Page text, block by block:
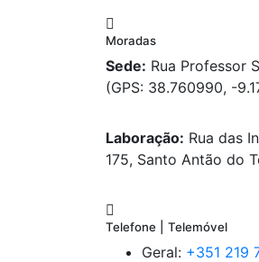
Moradas
Sede: Rua Professor
(GPS: 38.760990, -
Laboração: Rua das
175, Santo Antão do
Telefone | Telemóvel
Geral: +351 219